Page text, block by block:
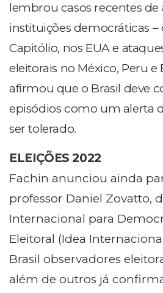
lembrou casos recentes de
instituições democráticas –
Capitólio, nos EUA e
eleitorais no México, Peru e
afirmou que o Brasil deve
episódios como um alerta
ser tolerado.
ELEIÇÕES 2022
Fachin anunciou ainda
professor Daniel Zovatto,
Internacional para
Eleitoral (Idea
Brasil observadores
além de outros já